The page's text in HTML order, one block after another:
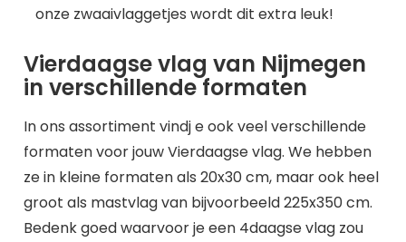
onze zwaaivlaggetjes wordt dit extra leuk!
Vierdaagse vlag van Nijmegen
in verschillende formaten
In ons assortiment vindj e ook veel verschillende
formaten voor jouw Vierdaagse vlag. We hebben
ze in kleine formaten als 20x30 cm, maar ook heel
groot als mastvlag van bijvoorbeeld 225x350 cm.
Bedenk goed waarvoor je een 4daagse vlag zou